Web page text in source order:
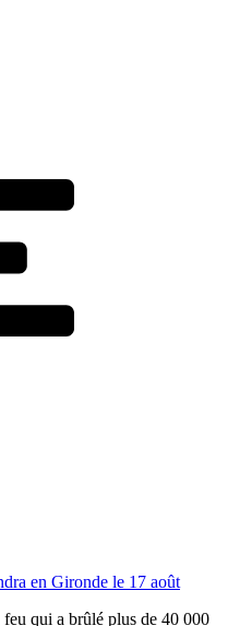
en Gironde le 17 août
qui a brûlé plus de 40 000